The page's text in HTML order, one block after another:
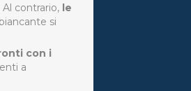
contrario, le
si
con i
a